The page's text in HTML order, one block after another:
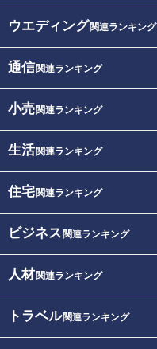
ウエディング関連ランキング
通信関連ランキング
小売関連ランキング
生活関連ランキング
住宅関連ランキング
ビジネス 関連ランキング
人材関連ランキング
トラベル関連ランキング